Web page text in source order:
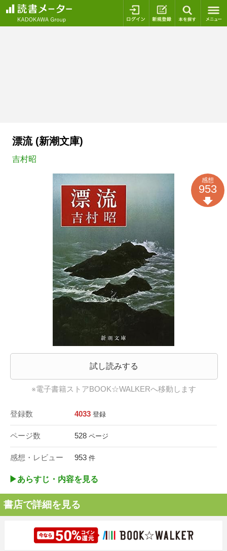
ログイン 新規登録
漂流 (新潮文庫)
吉村昭
試し読みする
※電子書籍ストアBOOK☆WALKERへ移動します
登録数 4033 登録
ページ数 528 ページ
感想・レビュー 953 件
感想
953
▶︎あらすじ・内容を見る
書店で詳細を見る